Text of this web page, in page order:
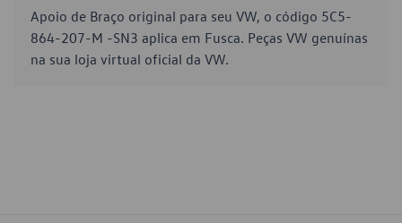
Apoio de Braço original para seu VW, o código 5C5-
864-207-M -SN3 aplica em Fusca. Peças VW genuínas
na sua loja virtual oficial da VW.